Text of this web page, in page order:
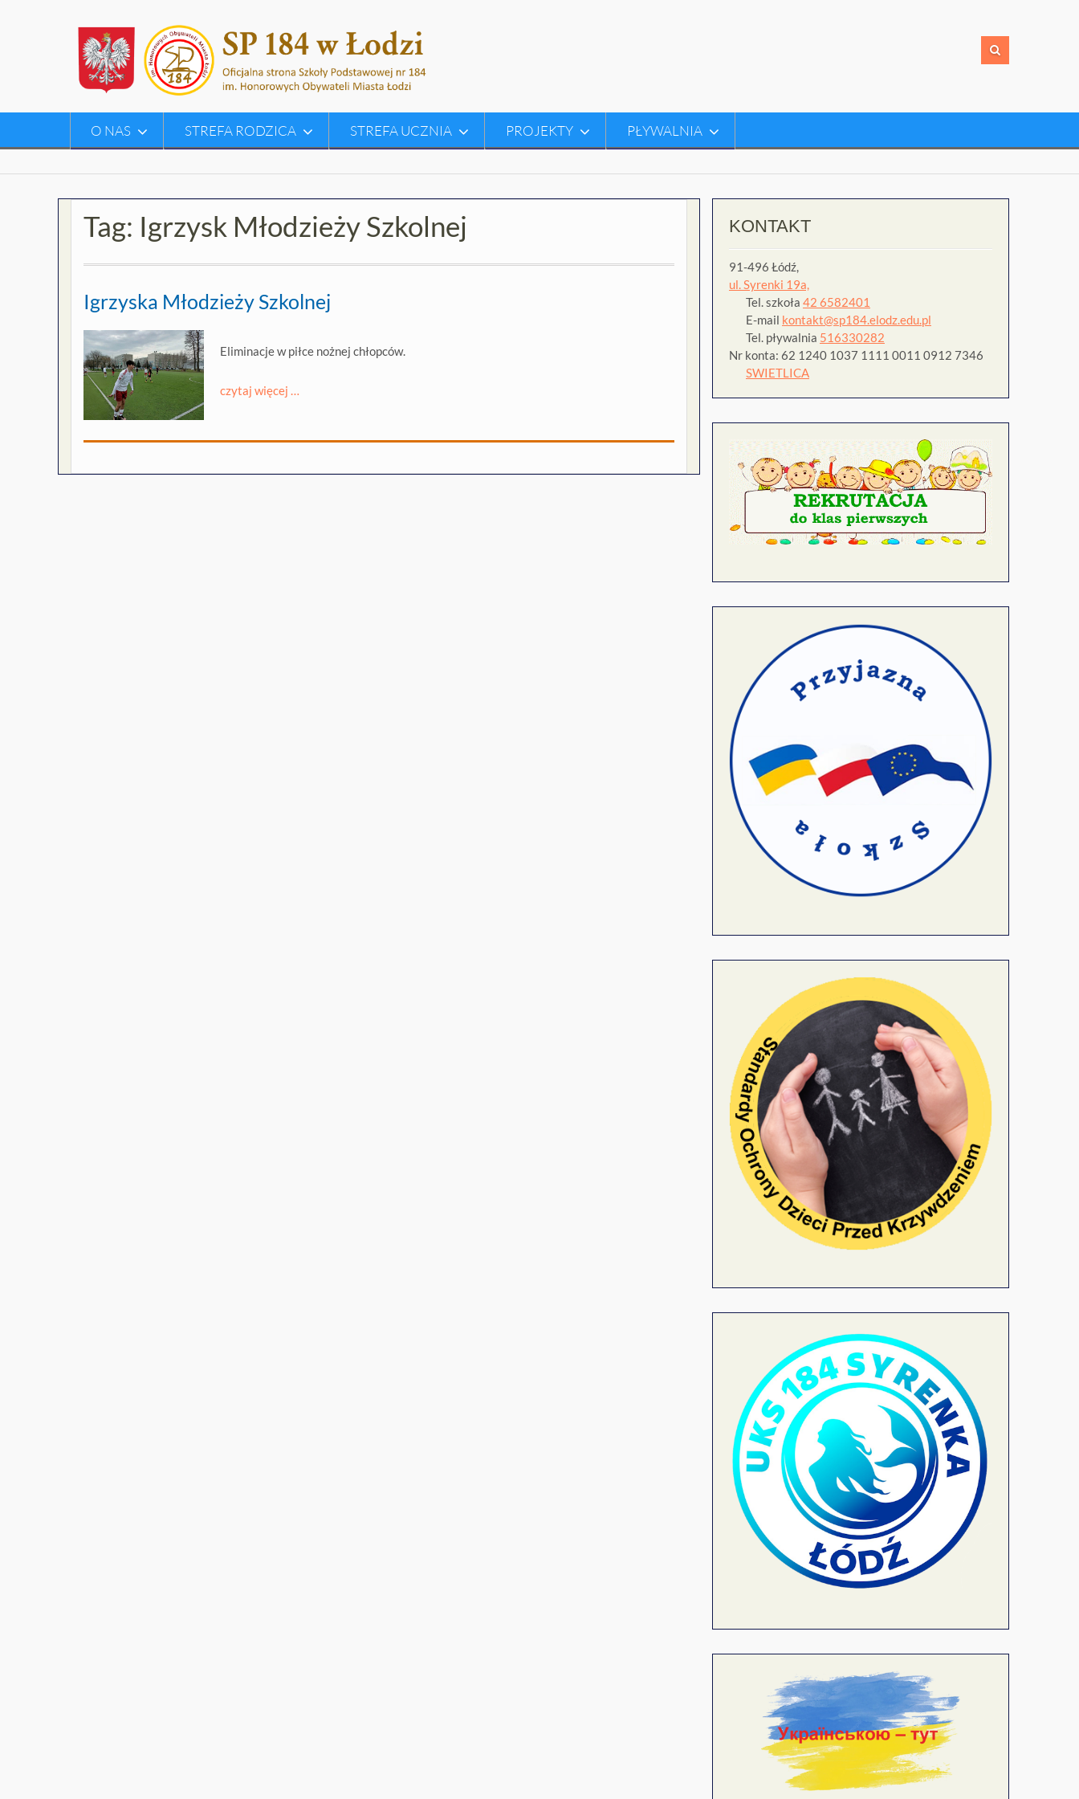
O NAS STREFA RODZICA STREFA UCZNIA PROJEKTY PŁYWALNIA
Tag: Igrzysk Młodzieży Szkolnej
Igrzyska Młodzieży Szkolnej
Eliminacje w piłce nożnej chłopców.
czytaj więcej …
KONTAKT
91-496 Łódź,
ul. Syrenki 19a,
Tel. szkoła 42 6582401
E-mail kontakt@sp184.elodz.edu.pl
Tel. pływalnia 516330282
Nr konta: 62 1240 1037 1111 0011 0912 7346
SWIETLICA